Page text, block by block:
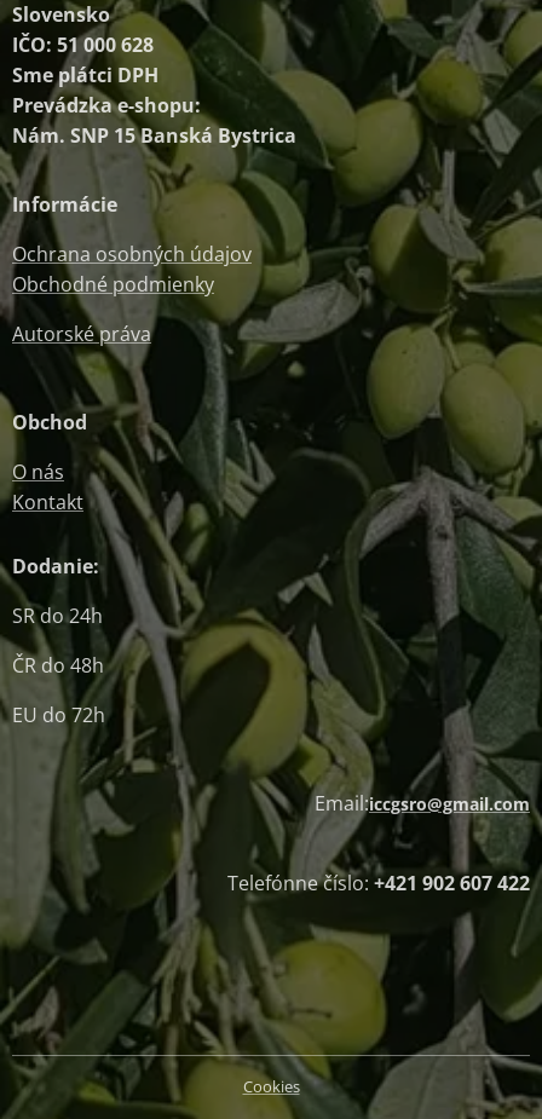
Slovensko
IČO: 51 000 628
Sme plátci DPH
Prevádzka e-shopu:
Nám. SNP 15 Banská Bystrica
Informácie
Ochrana osobných údajov
Obchodné podmienky
Autorské práva
Obchod
O nás
Kontakt
Dodanie:
SR do 24h
ČR do 48h
EU do 72h
Email:iccgsro@gmail.com
Telefónne číslo: +421 902 607 422
Cookies